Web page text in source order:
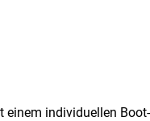
einem individuellen